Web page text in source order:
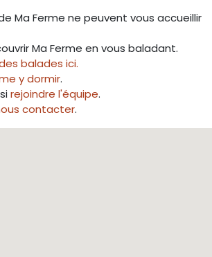
Ma Ferme ne peuvent vous accueillir
Ma Ferme en vous baladant.
balades ici.
y dormir.
rejoindre l'équipe.
contacter.